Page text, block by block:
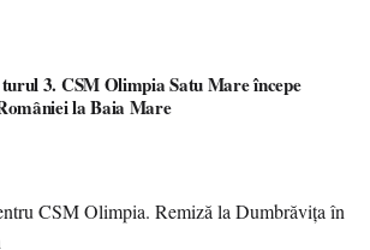
3. CSM Olimpia Satu Mare începe
la Baia Mare